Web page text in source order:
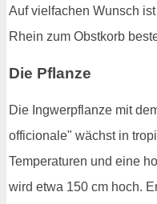
Auf vielfachen Wunsch
Rhein zum Obstkorb
Die Pflanze
Die Ingwerpflanze mit
officionale" wächst in
Temperaturen und eine
wird etwa 150 cm hoch.